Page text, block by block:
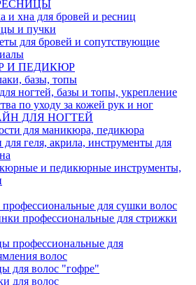
и хна для бровей и ресниц
и пучки
для бровей и сопутствующие
И ПЕДИКЮР
базы, топы
ногтей, базы и топы, укрепление
по уходу за кожей рук и ног
ДЛЯ НОГТЕЙ
для маникюра, педикюра
для геля, акрила, инструменты для
и педикюрные инструменты,
для сушки волос
профессиональные для стрижки
профессиональные для
волос
для волос "гофре"
для волос